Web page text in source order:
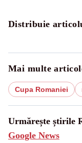
Distribuie
Mai multe
Cupa Romaniei
Urmărește știrile
Google News